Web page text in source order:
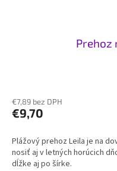
Prehoz
€7,89 bez DPH
€9,70
Plážový prehoz Leila je na
nosiť aj v letných horúcich
dĺžke aj po šírke.